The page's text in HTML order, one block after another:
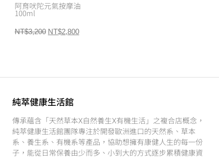
阿育吠陀元氣按摩油
100ml
NT$3,200 NT$2,800
純萃健康生活館
傳承蘊含「天然草本X自然養生X有機生活」之複合店概念，
純萃健康生活館團隊專注於開發歐洲進口的天然系、草本
系、養生系、有機系等產品，協助想擁有康健人生的每一份
子，能從日常保養由少而多、小到大的方式逐步累積健康資